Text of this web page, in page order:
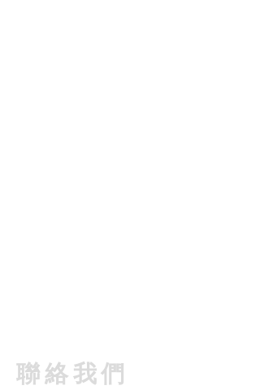
​聯絡我們